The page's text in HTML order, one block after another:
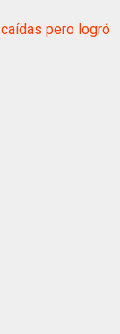
pero logró